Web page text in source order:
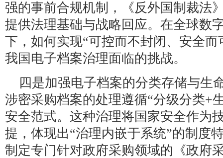
强的事前合规机制，《反外国制裁法
提供法理基础与战略回应。在全球数
下，如何实现“可控而不封闭、安全
我国电子档案治理面临的挑战。
四是加强电子档案的分类存储与生
涉密采购档案的处理遵循“分级分类+
安全范式。这种治理将国家安全作为
提，体现出“治理内嵌于系统”的制度
制定专门针对政府采购领域的《政府